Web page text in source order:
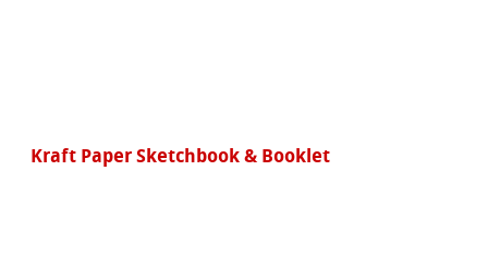
Kraft Paper Sketchbook & Booklet